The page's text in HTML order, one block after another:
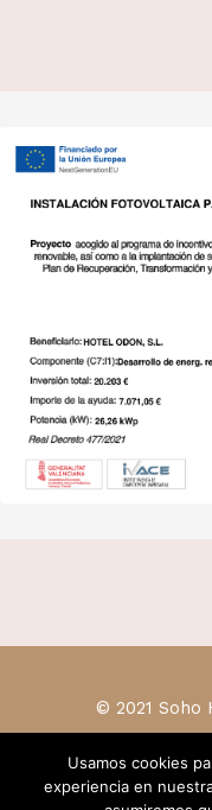
© 2021 Soho
Usamos cookies
experiencia en